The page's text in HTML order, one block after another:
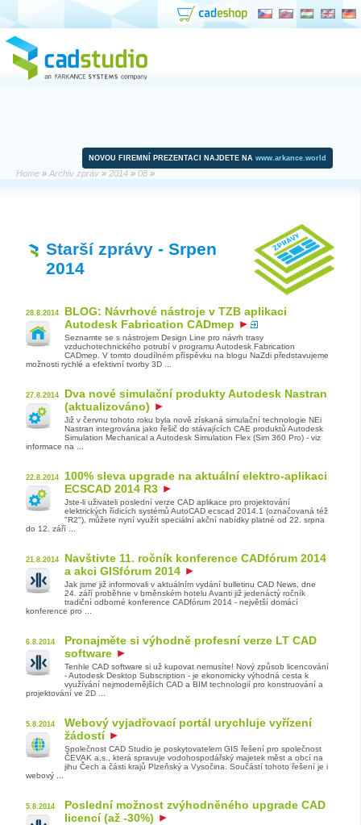
NOVOU FIREMNÍ PREZENTACI NAJDETE NA www.arkance.world
Home » Archiv zpráv » 2014 » 08 »
Starší zprávy - Srpen
2014
28.8.2014
BLOG: Návrhové nástroje v TZB aplikaci
Autodesk Fabrication CADmep
Seznamte se s nástrojem Design Line pro návrh trasy
vzduchotechnického potrubí v programu Autodesk Fabrication
CADmep. V tomto doudílném příspěvku na blogu NaZdi představujeme
možnosti rychlé a efektivní tvorby 3D ...
27.8.2014
Dva nové simulační produkty Autodesk Nastran
(aktualizováno)
Již v červnu tohoto roku byla nově získaná simulační technologie NEi
Nastran integrována jako řešič do stávajících CAE produktů Autodesk
Simulation Mechanical a Autodesk Simulation Flex (Sim 360 Pro) - viz
informace na ...
22.8.2014
100% sleva upgrade na aktuální elektro-aplikaci
ECSCAD 2014 R3
Jste-li uživateli poslední verze CAD aplikace pro projektování
elektrických řídicích systémů AutoCAD ecscad 2014.1 (označovaná též
"R2"), můžete nyní využít speciální akční nabídky platné od 22. srpna
do 12. září ...
21.8.2014
Navštivte 11. ročník konference CADfórum 2014
a akci GISfórum 2014
Jak jsme již informovali v aktuálním vydání bulletinu CAD News, dne
24. září proběhne v brněnském hotelu Avanti již jedenáctý ročník
tradiční odborné konference CADfórum 2014 - největší domácí
konference pro ...
6.8.2014
Pronajměte si výhodně profesní verze LT CAD
software
Tenhle CAD software si už kupovat nemusíte! Nový způsob licencování
- Autodesk Desktop Subscription - je ekonomicky výhodná cesta k
využívání nejmodernějších CAD a BIM technologií pro konstruování a
projektování ve 2D ...
5.8.2014
Webový vyjadřovací portál urychluje vyřízení
žádostí
Společnost CAD Studio je poskytovatelem GIS řešení pro společnost
ČEVAK a.s., která spravuje vodohospodářský majetek měst a obcí na
jihu Čech a části krajů Plzeňský a Vysočina. Součástí tohoto řešení je i
webový ...
5.8.2014
Poslední možnost zvýhodněného upgrade CAD
licencí (až -30%)